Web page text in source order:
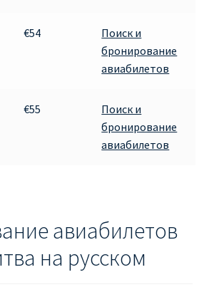
€54
Поиск и
бронирование
авиабилетов
€55
Поиск и
бронирование
авиабилетов
авиабилетов
на русском